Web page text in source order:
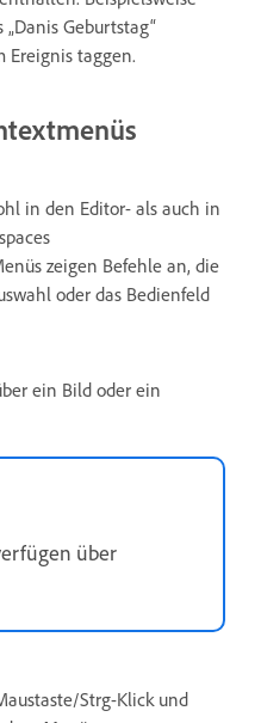
Geburtstag“
Ereignis taggen.
in den Editor- als auch in
zeigen Befehle an, die
oder das Bedienfeld
ein Bild oder ein
über
Strg-Klick und